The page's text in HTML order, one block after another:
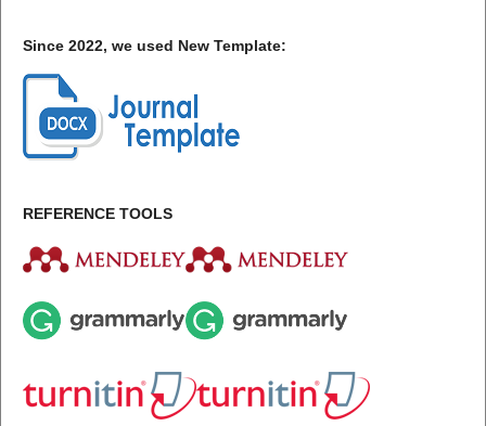
Since 2022, we used New Template:
REFERENCE TOOLS